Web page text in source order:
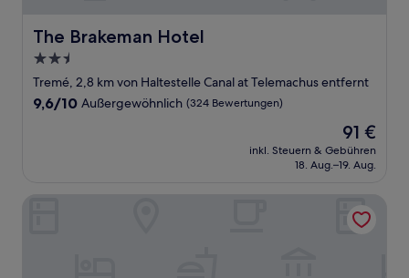
The Brakeman Hotel
The Brakeman Hotel
2.5-
Sterne-
Unterkunft
Tremé, 2,8 km von Haltestelle Canal at Telemachus entfernt
9.6
9,6/10 Außergewöhnlich (324 Bewertungen)
Der
Preis
beträgt
91 €
inkl. Steuern & Gebühren
18. Aug.–19. Aug.